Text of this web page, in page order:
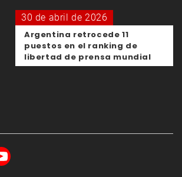
30 de abril de 2026
Argentina retrocede 11
puestos en el ranking de
libertad de prensa mundial